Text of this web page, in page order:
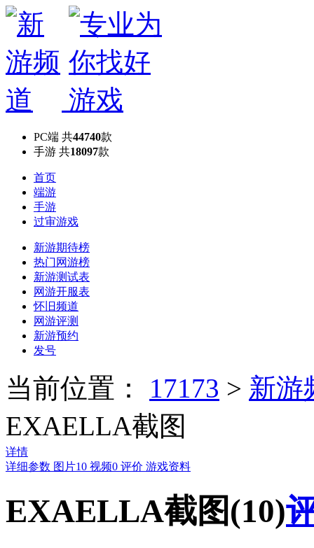
PC端 共44740款
手游 共18097款
首页
端游
手游
过审游戏
新游期待榜
热门网游榜
新游测试表
网游开服表
怀旧频道
网游评测
新游预约
发号
当前位置： 17173 > 新游
EXAELLA截图
详情
详细参数 图片10 视频0 评价 游戏资料
EXAELLA截图(10)